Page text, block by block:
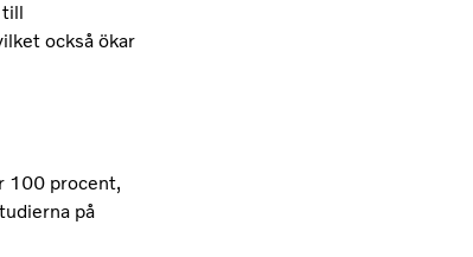
till
också ökar
100 procent,
på